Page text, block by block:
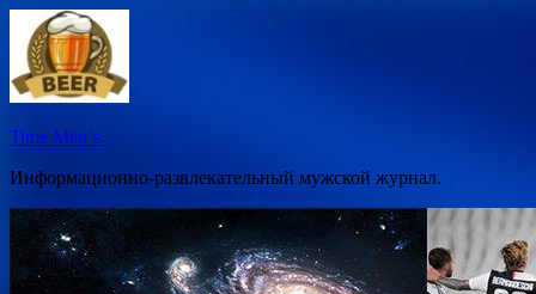
Перейти
содержимому
Time Men`s.
Информационно-развлекательный мужской журнал.